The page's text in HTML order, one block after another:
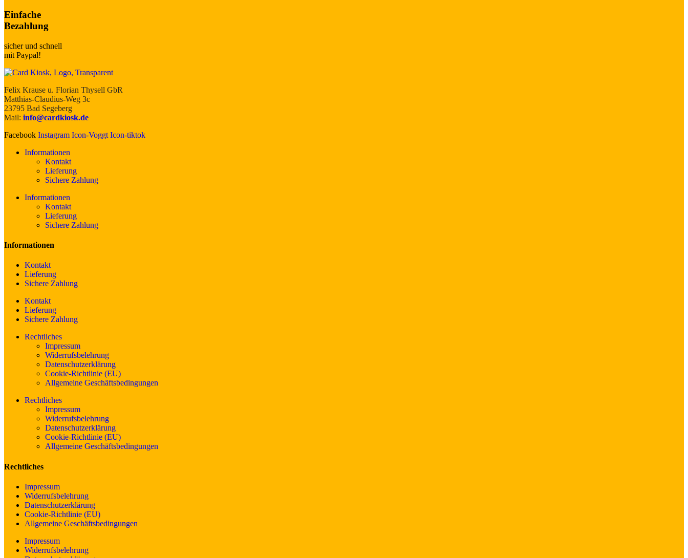
Einfache
Bezahlung
sicher und schnell
mit Paypal!
Felix Krause u. Florian Thysell GbR
Matthias-Claudius-Weg 3c
23795 Bad Segeberg
Mail: info@cardkiosk.de
Facebook Instagram Icon-Voggt Icon-tiktok
Informationen
Kontakt
Lieferung
Sichere Zahlung
Informationen
Kontakt
Lieferung
Sichere Zahlung
Informationen
Kontakt
Lieferung
Sichere Zahlung
Kontakt
Lieferung
Sichere Zahlung
Rechtliches
Impressum
Widerrufsbelehrung
Datenschutzerklärung
Cookie-Richtlinie (EU)
Allgemeine Geschäftsbedingungen
Rechtliches
Impressum
Widerrufsbelehrung
Datenschutzerklärung
Cookie-Richtlinie (EU)
Allgemeine Geschäftsbedingungen
Rechtliches
Impressum
Widerrufsbelehrung
Datenschutzerklärung
Cookie-Richtlinie (EU)
Allgemeine Geschäftsbedingungen
Impressum
Widerrufsbelehrung